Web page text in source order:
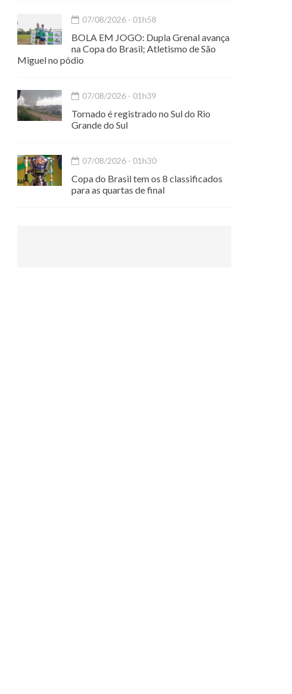
07/08/2026 - 01h58
BOLA EM JOGO: Dupla Grenal avança
na Copa do Brasil; Atletismo de São
Miguel no pódio
07/08/2026 - 01h39
Tornado é registrado no Sul do Rio
Grande do Sul
07/08/2026 - 01h30
Copa do Brasil tem os 8 classificados
para as quartas de final